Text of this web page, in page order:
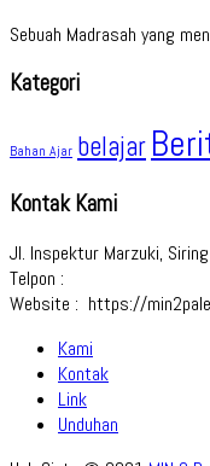
Sebuah Madrasah yang
Kategori
Bahan Ajar belajar
Kontak Kami
Jl. Inspektur Marzuki,
Telpon :
Website : https://
Kami
Kontak
Link
Unduhan